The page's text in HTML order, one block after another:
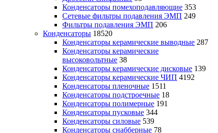
Конденсаторы помехоподавляющие 353
Сетевые фильтры подавления ЭМП 249
Фильтры подавления ЭМП 206
Конденсаторы 18520
Конденсаторы керамические выводные 287
Конденсаторы керамические
высоковольтные 38
Конденсаторы керамические дисковые 139
Конденсаторы керамические ЧИП 4192
Конденсаторы пленочные 1511
Конденсаторы подстроечные 18
Конденсаторы полимерные 191
Конденсаторы пусковые 344
Конденсаторы силовые 539
Конденсаторы снабберные 78